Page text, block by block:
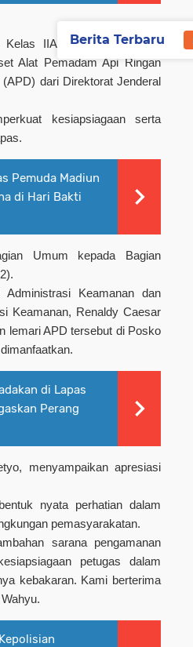
Kelas IIA Madiun menerima
Alat Pemadam Api Ringan
dari Direktorat Jenderal
kesiapsiagaan serta
Pemuda Madiun
di Hari Bakti
Umum kepada Bagian
Keamanan dan
Keamanan, Renaldy Caesar
lemari APD tersebut di Posko
di Lapas
Perang
menyampaikan apresiasi
nyata perhatian dalam
pemasyarakatan.
sarana pengamanan
petugas dalam
kebakaran. Kami berterima
Berita Terbaru